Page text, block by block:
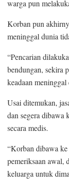
warga pun
Korban pun
meninggal dunia
“Pencarian
bendungan, sekira
keadaan
Usai ditemukan,
dan segera dibawa
secara medis.
“Korban dibawa
pemeriksaan awal,
keluarga untuk